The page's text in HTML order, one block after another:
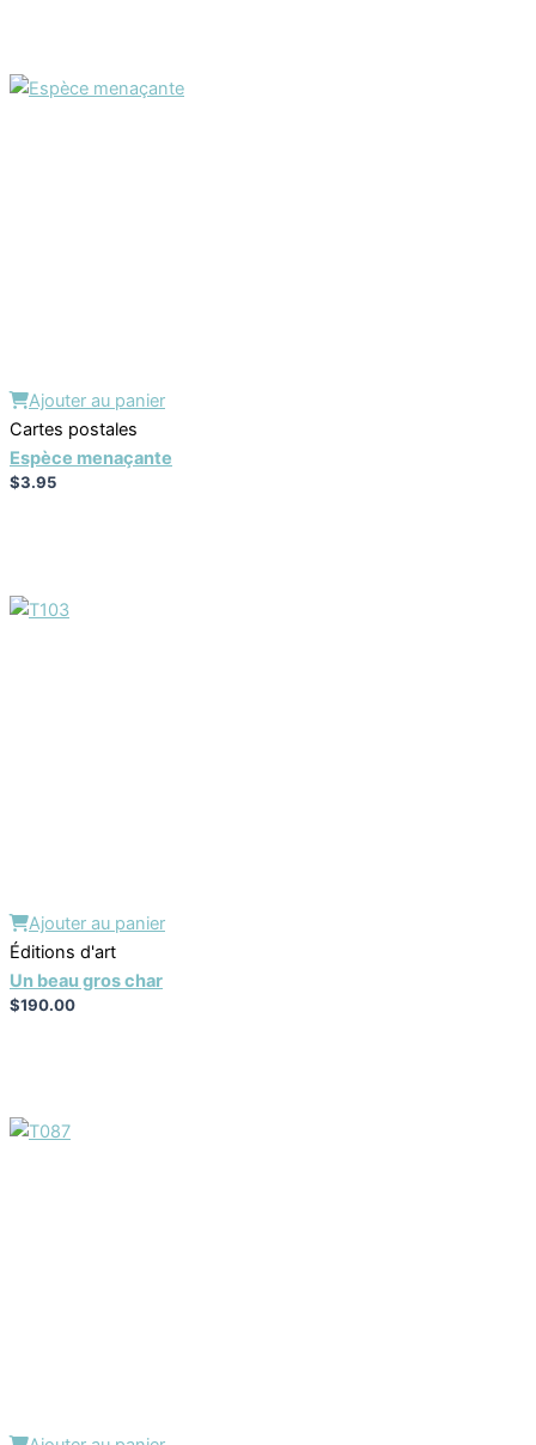
Ajouter au panier
Cartes postales
Espèce menaçante
$3.95
Ajouter au panier
Éditions d'art
Un beau gros char
$190.00